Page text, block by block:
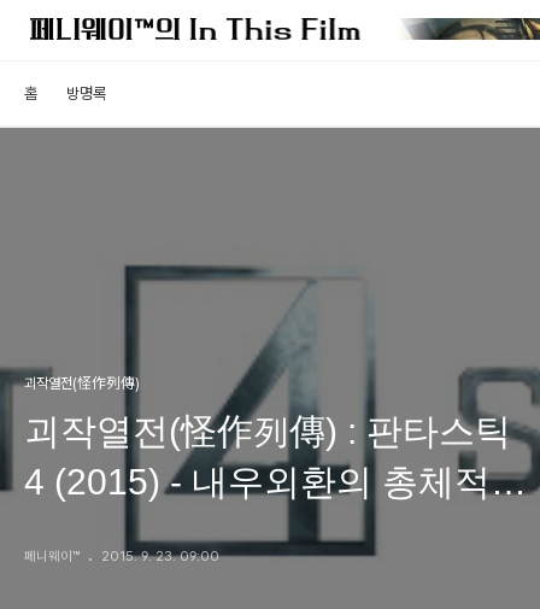
홈 방명록
괴작열전(怪作列傳)
괴작열전(怪作列傳) : 판타스틱
4 (2015) - 내우외환의 총체적
난국 (2부)
페니웨이™ 2015. 9. 23. 09:00